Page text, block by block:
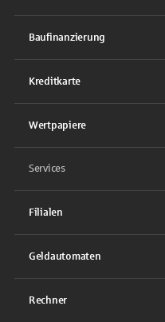
Baufinanzierung
Kreditkarte
Wertpapiere
Services
Filialen
Geldautomaten
Rechner